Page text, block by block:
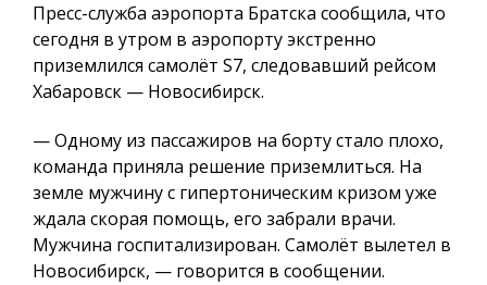
Пресс-служба аэропорта Братска сообщила, что
сегодня в утром в аэропорту экстренно
приземлился самолёт S7, следовавший рейсом
Хабаровск — Новосибирск.
— Одному из пассажиров на борту стало плохо,
команда приняла решение приземлиться. На
земле мужчину с гипертоническим кризом уже
ждала скорая помощь, его забрали врачи.
Мужчина госпитализирован. Самолёт вылетел в
Новосибирск, — говорится в сообщении.